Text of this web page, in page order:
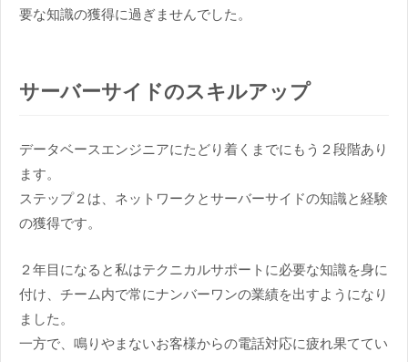
要な知識の獲得に過ぎませんでした。
サーバーサイドのスキルアップ
データベースエンジニアにたどり着くまでにもう２段階あり
ます。
ステップ２は、ネットワークとサーバーサイドの知識と経験
の獲得です。
２年目になると私はテクニカルサポートに必要な知識を身に
付け、チーム内で常にナンバーワンの業績を出すようになり
ました。
一方で、鳴りやまないお客様からの電話対応に疲れ果ててい